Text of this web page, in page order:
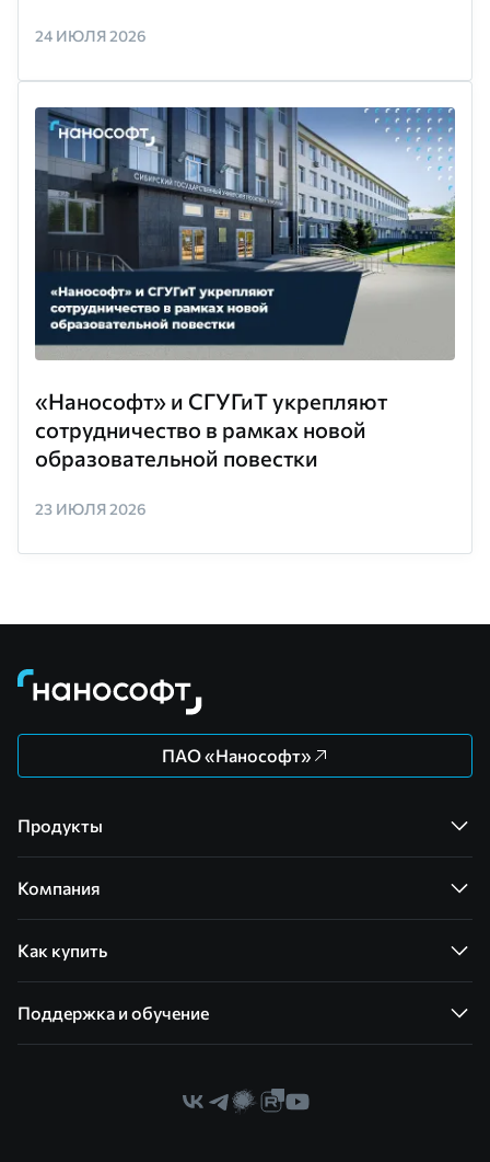
24 ИЮЛЯ 2026
«Нанософт» и СГУГиТ укрепляют
сотрудничество в рамках новой
образовательной повестки
23 ИЮЛЯ 2026
ПАО «Нанософт»
Продукты
Компания
Как купить
Поддержка и обучение